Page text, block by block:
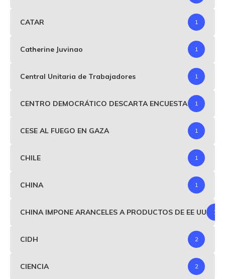
CATAR 1
Catherine Juvinao 1
Central Unitaria de Trabajadores 1
CENTRO DEMOCRÁTICO DESCARTA ENCUESTA 1
CESE AL FUEGO EN GAZA 1
CHILE 1
CHINA 1
CHINA IMPONE ARANCELES A PRODUCTOS DE EE UU 1
CIDH 2
CIENCIA 2